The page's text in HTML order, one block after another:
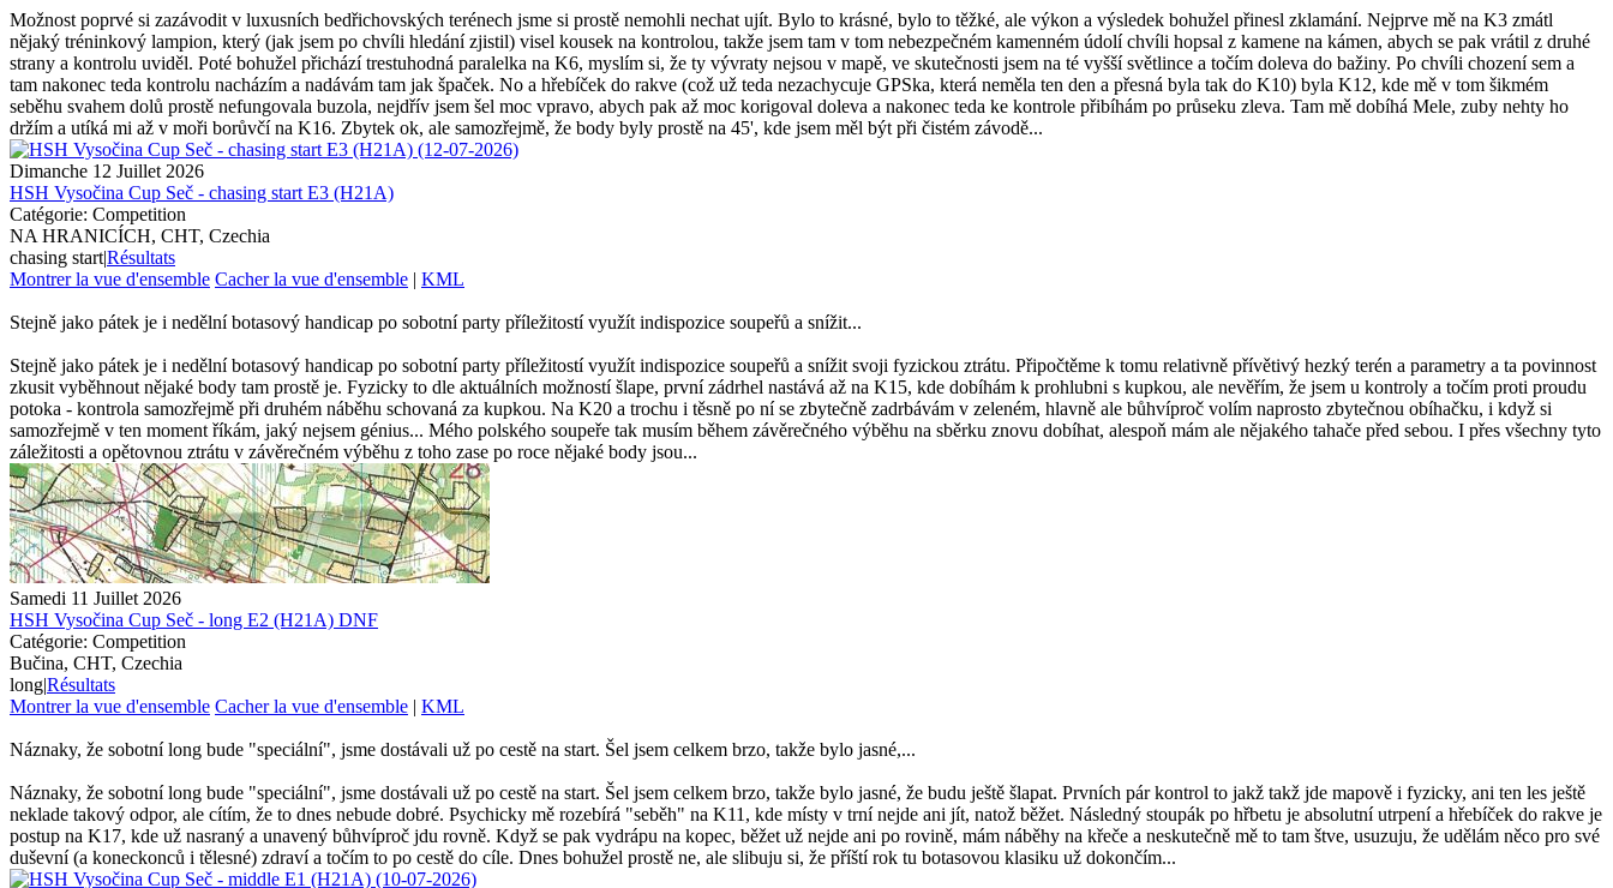
Možnost poprvé si zazávodit v luxusních bedřichovských terénech jsme si prostě nemohli nechat ujít. Bylo to krásné, bylo to těžké, ale výkon a výsledek bohužel přinesl zklamání. Nejprve mě na K3 zmátl
nějaký tréninkový lampion, který (jak jsem po chvíli hledání zjistil) visel kousek na kontrolou, takže jsem tam v tom nebezpečném kamenném údolí chvíli hopsal z kamene na kámen, abych se pak vrátil z druhé
strany a kontrolu uviděl. Poté bohužel přichází trestuhodná paralelka na K6, myslím si, že ty vývraty nejsou v mapě, ve skutečnosti jsem na té vyšší světlince a točím doleva do bažiny. Po chvíli chození sem a
tam nakonec teda kontrolu nacházím a nadávám tam jak špaček. No a hřebíček do rakve (což už teda nezachycuje GPSka, která neměla ten den a přesná byla tak do K10) byla K12, kde mě v tom šikmém
seběhu svahem dolů prostě nefungovala buzola, nejdřív jsem šel moc vpravo, abych pak až moc korigoval doleva a nakonec teda ke kontrole přibíhám po průseku zleva. Tam mě dobíhá Mele, zuby nehty ho
držím a utíká mi až v moři borůvčí na K16. Zbytek ok, ale samozřejmě, že body byly prostě na 45', kde jsem měl být při čistém závodě...
Dimanche 12 Juillet 2026
HSH Vysočina Cup Seč - chasing start E3 (H21A)
Catégorie: Competition
NA HRANICÍCH, CHT, Czechia
chasing start|Résultats
Montrer la vue d'ensemble Cacher la vue d'ensemble | KML
Stejně jako pátek je i nedělní botasový handicap po sobotní party příležitostí využít indispozice soupeřů a snížit...
Stejně jako pátek je i nedělní botasový handicap po sobotní party příležitostí využít indispozice soupeřů a snížit svoji fyzickou ztrátu. Připočtěme k tomu relativně přívětivý hezký terén a parametry a ta povinnost
zkusit vyběhnout nějaké body tam prostě je. Fyzicky to dle aktuálních možností šlape, první zádrhel nastává až na K15, kde dobíhám k prohlubni s kupkou, ale nevěřím, že jsem u kontroly a točím proti proudu
potoka - kontrola samozřejmě při druhém náběhu schovaná za kupkou. Na K20 a trochu i těsně po ní se zbytečně zadrbávám v zeleném, hlavně ale bůhvíproč volím naprosto zbytečnou obíhačku, i když si
samozřejmě v ten moment říkám, jaký nejsem génius... Mého polského soupeře tak musím během závěrečného výběhu na sběrku znovu dobíhat, alespoň mám ale nějakého tahače před sebou. I přes všechny tyto
záležitosti a opětovnou ztrátu v závěrečném výběhu z toho zase po roce nějaké body jsou...
Samedi 11 Juillet 2026
HSH Vysočina Cup Seč - long E2 (H21A) DNF
Catégorie: Competition
Bučina, CHT, Czechia
long|Résultats
Montrer la vue d'ensemble Cacher la vue d'ensemble | KML
Náznaky, že sobotní long bude "speciální", jsme dostávali už po cestě na start. Šel jsem celkem brzo, takže bylo jasné,...
Náznaky, že sobotní long bude "speciální", jsme dostávali už po cestě na start. Šel jsem celkem brzo, takže bylo jasné, že budu ještě šlapat. Prvních pár kontrol to jakž takž jde mapově i fyzicky, ani ten les ještě
neklade takový odpor, ale cítím, že to dnes nebude dobré. Psychicky mě rozebírá "seběh" na K11, kde místy v trní nejde ani jít, natož běžet. Následný stoupák po hřbetu je absolutní utrpení a hřebíček do rakve je
postup na K17, kde už nasraný a unavený bůhvíproč jdu rovně. Když se pak vydrápu na kopec, běžet už nejde ani po rovině, mám náběhy na křeče a neskutečně mě to tam štve, usuzuju, že udělám něco pro své
duševní (a koneckonců i tělesné) zdraví a točím to po cestě do cíle. Dnes bohužel prostě ne, ale slibuju si, že příští rok tu botasovou klasiku už dokončím...